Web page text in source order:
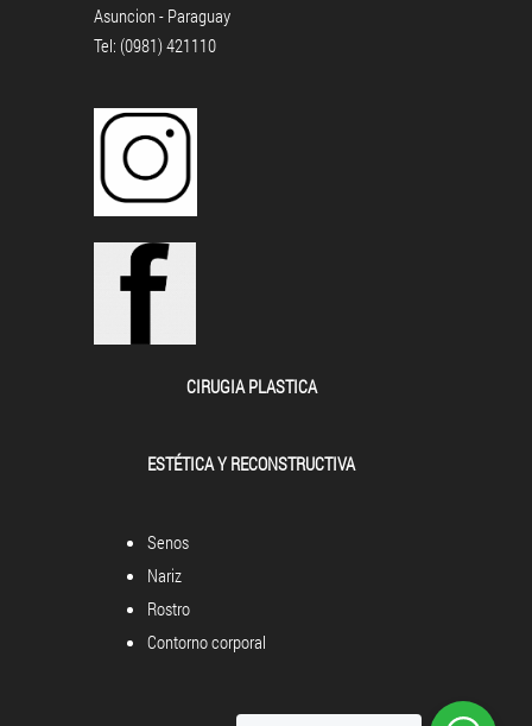
Asuncion - Paraguay
Tel: (0981) 421110
CIRUGIA PLASTICA
ESTÉTICA Y RECONSTRUCTIVA
Senos
Nariz
Rostro
Contorno corporal